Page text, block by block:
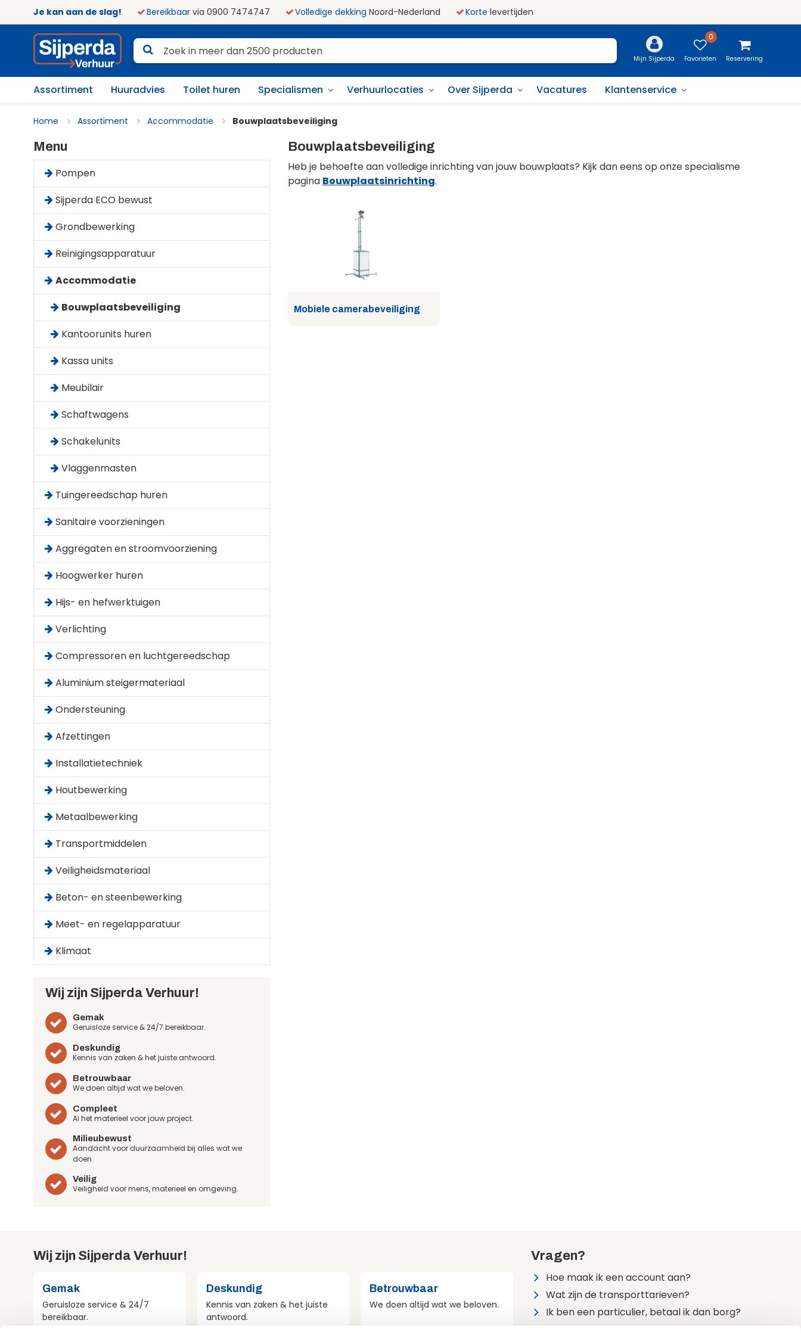
Je kan aan de slag! Bereikbaar via 0900 7474747 Volledige dekking Noord-Nederland Korte levertijden
Mijn Sijperda
0
Favorieten Reservering
Assortiment Huuradvies Toilet huren Specialismen Verhuurlocaties Over Sijperda Vacatures Klantenservice
Home Assortiment Accommodatie Bouwplaatsbeveiliging
Bouwplaatsbeveiliging
Heb je behoefte aan volledige inrichting van jouw bouwplaats? Kijk dan eens op onze specialisme
pagina Bouwplaatsinrichting.
Mobiele camerabeveiliging
Menu
Pompen
Sijperda ECO bewust
Grondbewerking
Reinigingsapparatuur
Accommodatie
Bouwplaatsbeveiliging
Kantoorunits huren
Kassa units
Meubilair
Schaftwagens
Schakelunits
Vlaggenmasten
Tuingereedschap huren
Sanitaire voorzieningen
Aggregaten en stroomvoorziening
Hoogwerker huren
Hijs- en hefwerktuigen
Verlichting
Compressoren en luchtgereedschap
Aluminium steigermateriaal
Ondersteuning
Afzettingen
Installatietechniek
Houtbewerking
Metaalbewerking
Transportmiddelen
Veiligheidsmateriaal
Beton- en steenbewerking
Meet- en regelapparatuur
Klimaat
Wij zijn Sijperda Verhuur!
Gemak
Geruisloze service & 24/7 bereikbaar.
Deskundig
Kennis van zaken & het juiste antwoord.
Betrouwbaar
We doen altijd wat we beloven.
Compleet
Al het materieel voor jouw project.
Milieubewust
Aandacht voor duurzaamheid bij alles wat we
doen.
Veilig
Veiligheid voor mens, materieel en omgeving.
Wij zijn Sijperda Verhuur!
Gemak
Geruisloze service & 24/7
bereikbaar.
Deskundig
Kennis van zaken & het juiste
antwoord.
Betrouwbaar
We doen altijd wat we beloven.
Vragen?
Hoe maak ik een account aan?
Wat zijn de transporttarieven?
Ik ben een particulier, betaal ik dan borg?